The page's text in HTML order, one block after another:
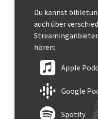
Du kannst
auch über
Streaminganbieter
hören:
Apple
Google
Spotify